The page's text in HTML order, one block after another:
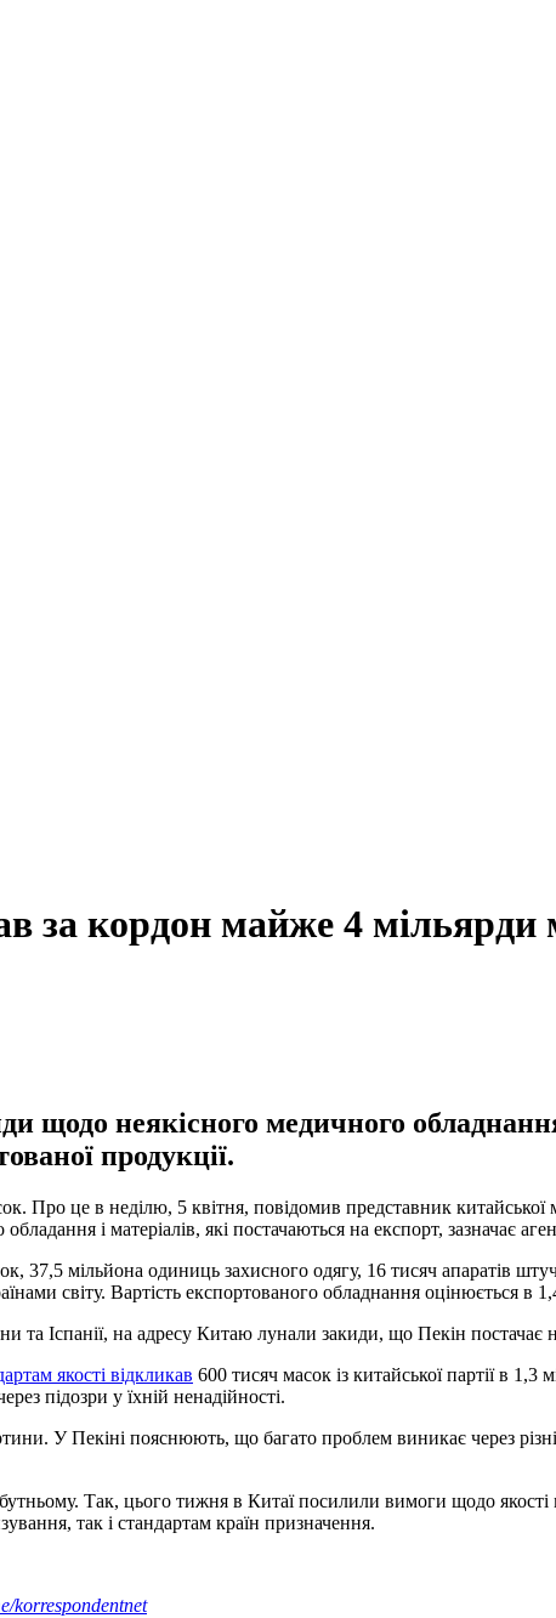
за кордон майже 4 мільярди
щодо неякісного медичного
продукції.
Про це в неділю, 5 квітня, повідомив представник
і матеріалів, які постачаються на експорт, зазначає
37,5 мільйона одиниць захисного одягу, 16 тисяч апаратів
світу. Вартість експортованого обладнання оцінюється в
та Іспанії, на адресу Китаю лунали закиди, що Пекін
якості відкликав 600 тисяч масок із китайської партії в 1,3
підозри у їхній ненадійності.
У Пекіні пояснюють, що багато проблем виникає через різні
Так, цього тижня в Китаї посилили вимоги щодо
так і стандартам країн призначення.
korrespondentnet